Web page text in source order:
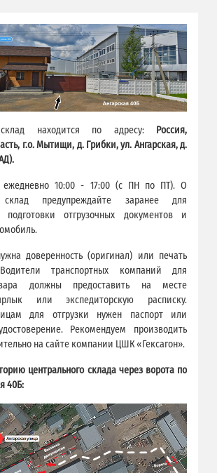
склад находится по адресу: Россия,
г.о. Мытищи, д. Грибки, ул. Ангарская, д.
ежедневно 10:00 - 17:00 (с ПН по ПТ). О
предупреждайте заранее для
подготовки отгрузочных документов и
доверенность (оригинал) или печать
транспортных компаний для
должны предоставить на месте
или экспедиторскую расписку.
для отгрузки нужен паспорт или
Рекомендуем производить
на сайте компании ЦШК «Гексагон».
центрального склада через ворота по
40Б: